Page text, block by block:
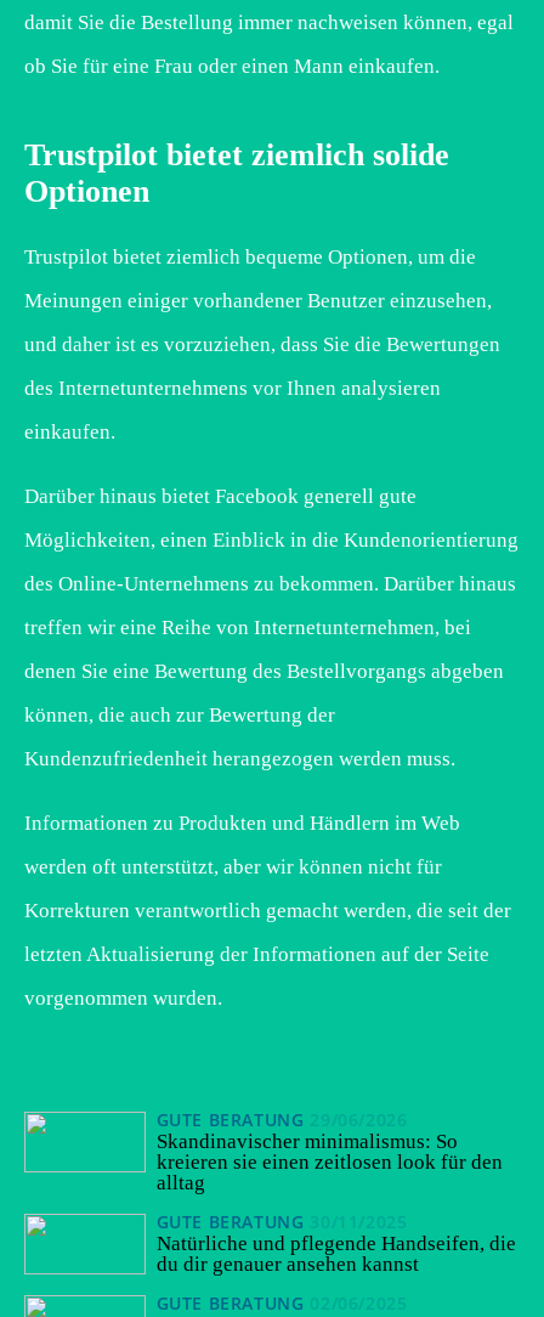
damit Sie die Bestellung immer nachweisen können, egal
ob Sie für eine Frau oder einen Mann einkaufen.
Trustpilot bietet ziemlich solide
Optionen
Trustpilot bietet ziemlich bequeme Optionen, um die
Meinungen einiger vorhandener Benutzer einzusehen,
und daher ist es vorzuziehen, dass Sie die Bewertungen
des Internetunternehmens vor Ihnen analysieren
einkaufen.
Darüber hinaus bietet Facebook generell gute
Möglichkeiten, einen Einblick in die Kundenorientierung
des Online-Unternehmens zu bekommen. Darüber hinaus
treffen wir eine Reihe von Internetunternehmen, bei
denen Sie eine Bewertung des Bestellvorgangs abgeben
können, die auch zur Bewertung der
Kundenzufriedenheit herangezogen werden muss.
Informationen zu Produkten und Händlern im Web
werden oft unterstützt, aber wir können nicht für
Korrekturen verantwortlich gemacht werden, die seit der
letzten Aktualisierung der Informationen auf der Seite
vorgenommen wurden.
GUTE BERATUNG 29/06/2026
Skandinavischer minimalismus: So
kreieren sie einen zeitlosen look für den
alltag
GUTE BERATUNG 30/11/2025
Natürliche und pflegende Handseifen, die
du dir genauer ansehen kannst
GUTE BERATUNG 02/06/2025